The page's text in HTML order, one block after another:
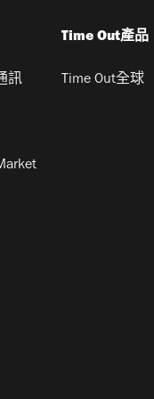
訊
Time Out產品
Time Out全球